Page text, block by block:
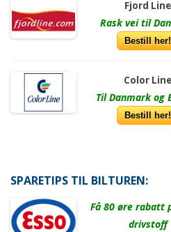
Fjord Line
Rask vei til
Bestill her!
Color Line
Til Danmark og
Bestill her!
SPARETIPS TIL BILTUREN:
Få 80 øre rabatt
drivstoff